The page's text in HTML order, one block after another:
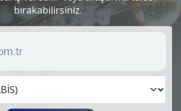
bırakabilirsiniz.